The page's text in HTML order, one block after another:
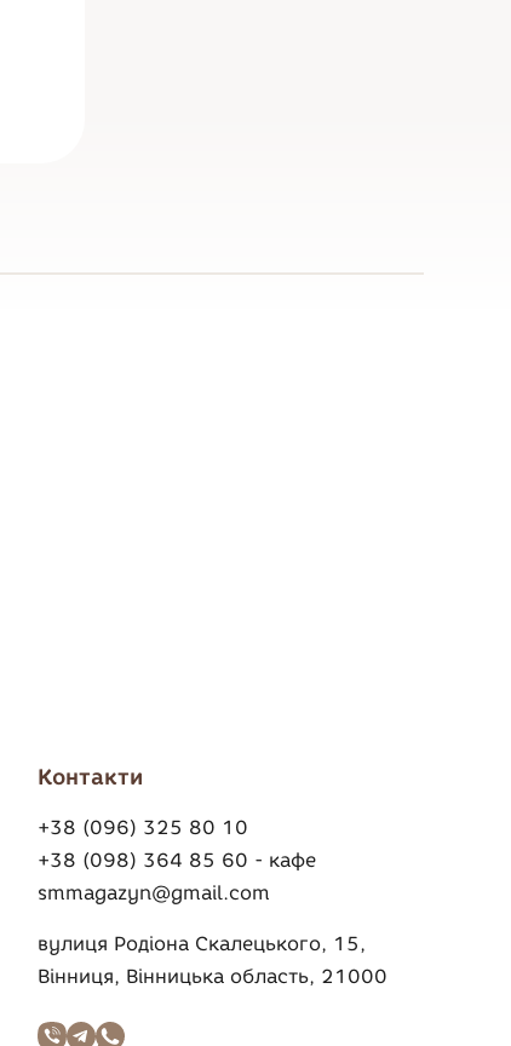
Контакти
+38 (096) 325 80 10
+38 (098) 364 85 60 - кафе
smmagazyn@gmail.com
вулиця Родіона Скалецького, 15,
Вінниця, Вінницька область, 21000